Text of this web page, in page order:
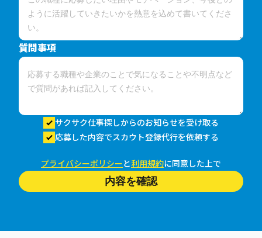
質問事項
サクサク仕事探しからのお知らせを受け取る
応募した内容でスカウト登録代行を依頼する
プライバシーポリシーと利用規約に同意した上で
内容を確認